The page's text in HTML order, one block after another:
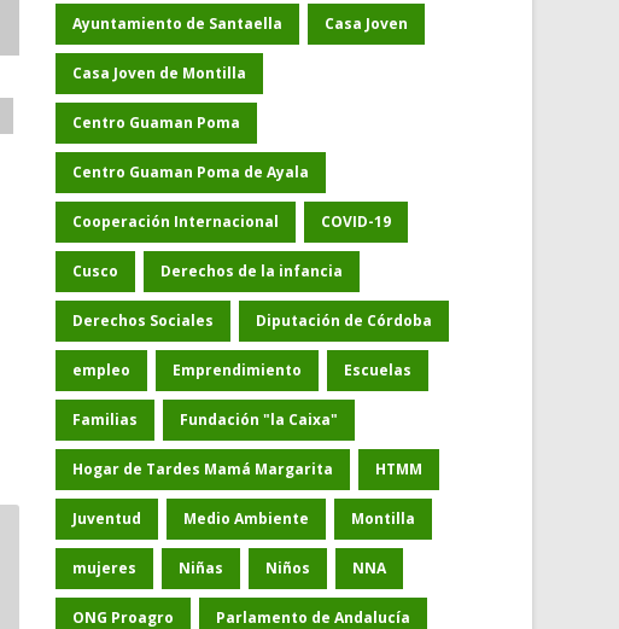
Ayuntamiento de Santaella Casa Joven
Casa Joven de Montilla
Centro Guaman Poma
Centro Guaman Poma de Ayala
Cooperación Internacional COVID-19
Cusco Derechos de la infancia
Derechos Sociales Diputación de Córdoba
empleo Emprendimiento Escuelas
Familias Fundación "la Caixa"
Hogar de Tardes Mamá Margarita HTMM
Juventud Medio Ambiente Montilla
mujeres Niñas Niños NNA
ONG Proagro Parlamento de Andalucía